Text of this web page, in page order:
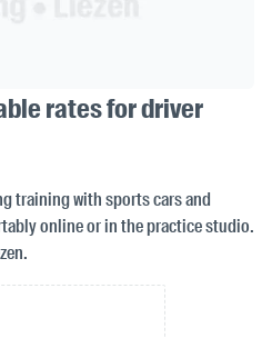
rates for driver
training with sports cars and
online or in the practice studio.